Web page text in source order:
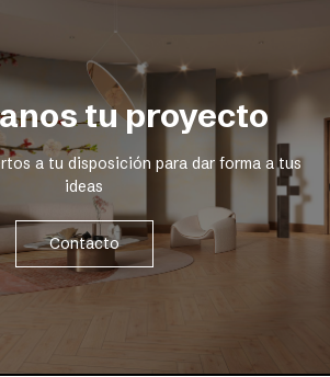
tu proyecto
a tu disposición para dar forma a tus
ideas
Contacto